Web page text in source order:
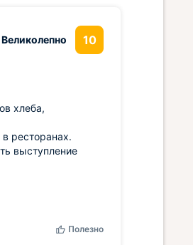
Великолепно 10
хлеба,
ресторанах.
выступление
Полезно